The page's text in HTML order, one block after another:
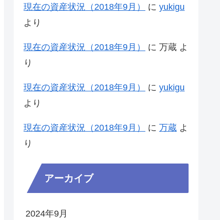
現在の資産状況（2018年9月） に yukigu
より
現在の資産状況（2018年9月） に 万蔵 よ
り
現在の資産状況（2018年9月） に yukigu
より
現在の資産状況（2018年9月） に 万蔵 よ
り
アーカイブ
2024年9月